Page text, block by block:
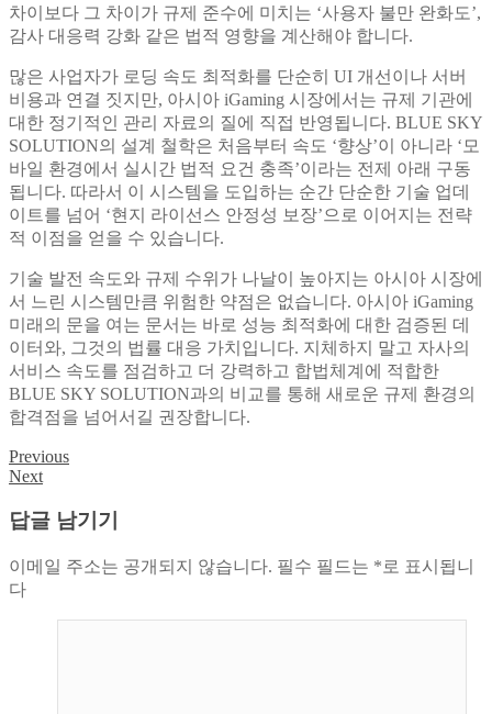
차이보다 그 차이가 규제 준수에 미치는 ‘사용자 불만 완화도’,
감사 대응력 강화 같은 법적 영향을 계산해야 합니다.
많은 사업자가 로딩 속도 최적화를 단순히 UI 개선이나 서버
비용과 연결 짓지만, 아시아 iGaming 시장에서는 규제 기관에
대한 정기적인 관리 자료의 질에 직접 반영됩니다. BLUE SKY
SOLUTION의 설계 철학은 처음부터 속도 ‘향상’이 아니라 ‘모
바일 환경에서 실시간 법적 요건 충족’이라는 전제 아래 구동
됩니다. 따라서 이 시스템을 도입하는 순간 단순한 기술 업데
이트를 넘어 ‘현지 라이선스 안정성 보장’으로 이어지는 전략
적 이점을 얻을 수 있습니다.
기술 발전 속도와 규제 수위가 나날이 높아지는 아시아 시장에
서 느린 시스템만큼 위험한 약점은 없습니다. 아시아 iGaming
미래의 문을 여는 문서는 바로 성능 최적화에 대한 검증된 데
이터와, 그것의 법률 대응 가치입니다. 지체하지 말고 자사의
서비스 속도를 점검하고 더 강력하고 합법체계에 적합한
BLUE SKY SOLUTION과의 비교를 통해 새로운 규제 환경의
합격점을 넘어서길 권장합니다.
글
색
Previous
Next
답글 남기기
이메일 주소는 공개되지 않습니다. 필수 필드는 * 로 표시됩니
다